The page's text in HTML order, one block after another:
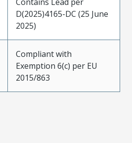
D(2025)4165-DC (25 June
2025)
Compliant with
Exemption 6(c) per EU
2015/863